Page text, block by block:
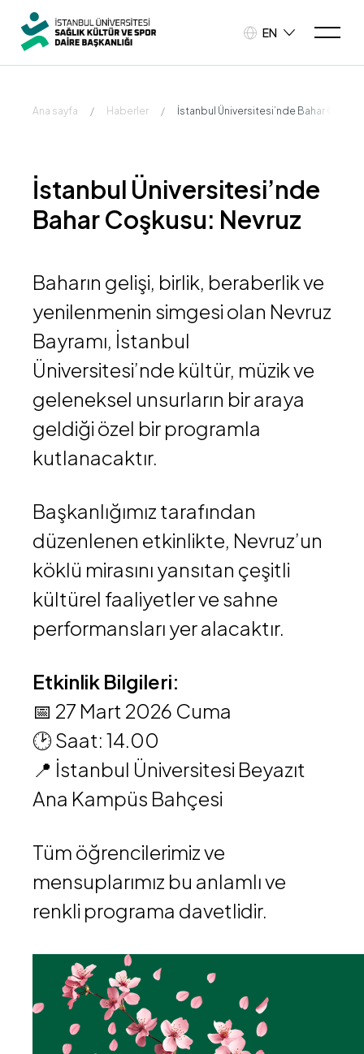
EN
Ana sayfa / Haberler / İstanbul Üniversitesi’nde Bahar
İstanbul Üniversitesi’nde
Bahar Coşkusu: Nevruz
Baharın gelişi, birlik, beraberlik ve
yenilenmenin simgesi olan Nevruz
Bayramı, İstanbul
Üniversitesi’nde kültür, müzik ve
geleneksel unsurların bir araya
geldiği özel bir programla
kutlanacaktır.
Başkanlığımız tarafından
düzenlenen etkinlikte, Nevruz’un
köklü mirasını yansıtan çeşitli
kültürel faaliyetler ve sahne
performansları yer alacaktır.
Etkinlik Bilgileri:
📅 27 Mart 2026 Cuma
🕑 Saat: 14.00
📍 İstanbul Üniversitesi Beyazıt
Ana Kampüs Bahçesi
Tüm öğrencilerimiz ve
mensuplarımız bu anlamlı ve
renkli programa davetlidir.